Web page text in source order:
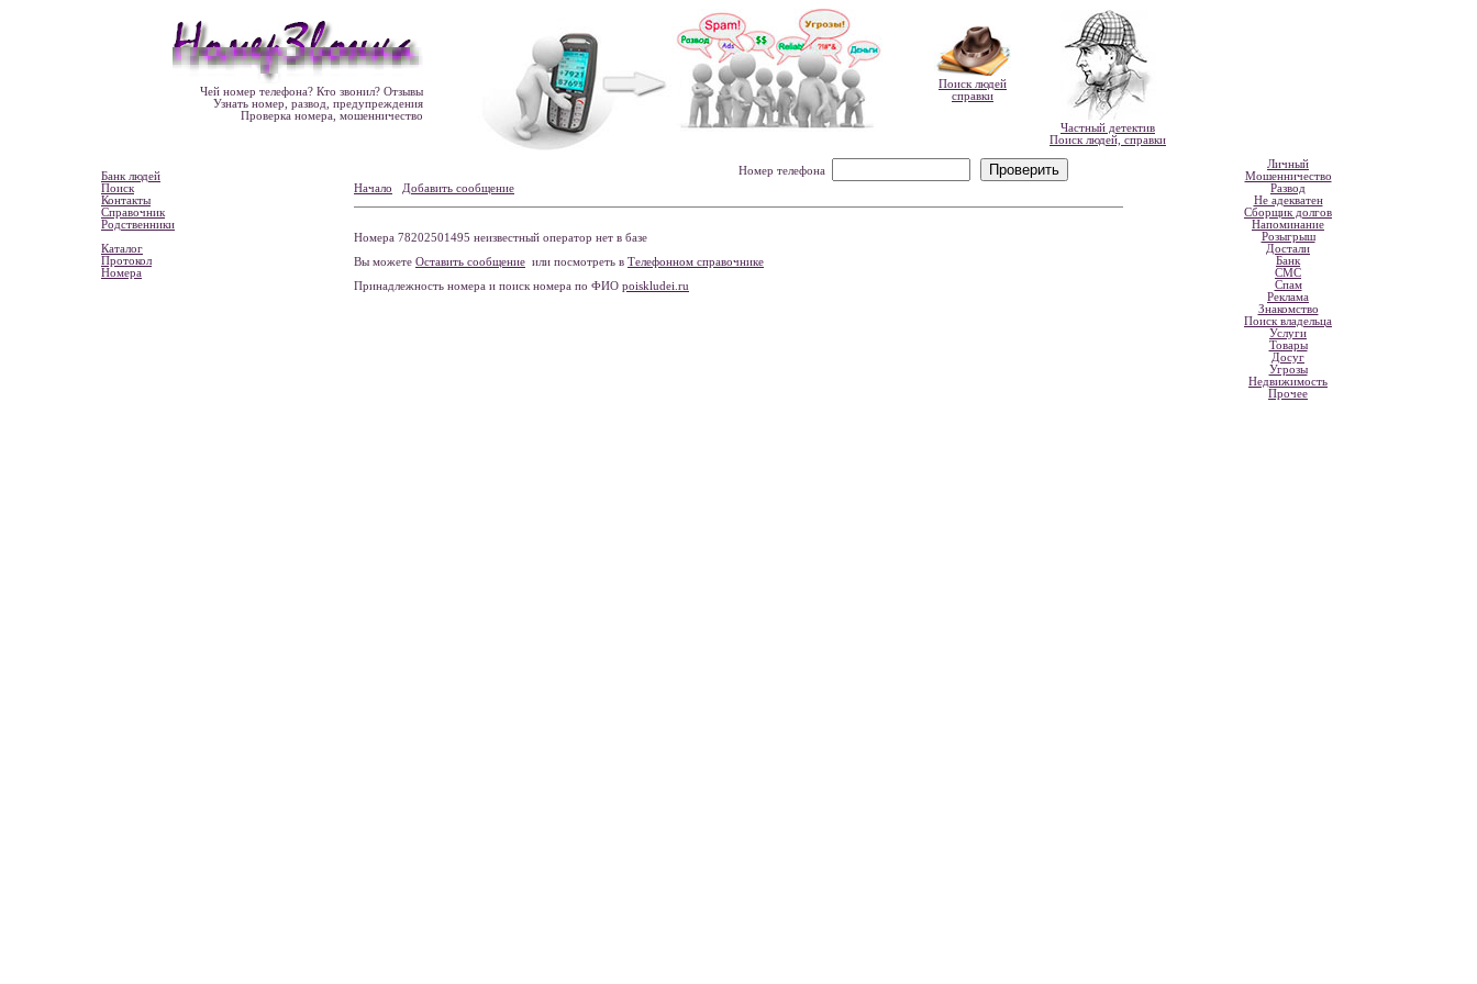
Чей номер телефона? Кто звонил? Отзывы
Узнать номер, развод, предупреждения
Проверка номера, мошенничество
Поиск людей
справки
Частный детектив
Поиск людей, справки
Банк людей
Поиск
Контакты
Справочник
Родственники
Каталог
Протокол
Номера
Номер телефона
Начало
Добавить сообщение
Номера 78202501495 неизвестный оператор нет в базе
Вы можете Оставить сообщение или посмотреть в Телефонном справочнике
Принадлежность номера и поиск номера по ФИО poiskludei.ru
Личный
Мошенничество
Развод
Не адекватен
Сборщик долгов
Напоминание
Розыгрыш
Достали
Банк
СМС
Спам
Реклама
Знакомство
Поиск владельца
Услуги
Товары
Досуг
Угрозы
Недвижимость
Прочее